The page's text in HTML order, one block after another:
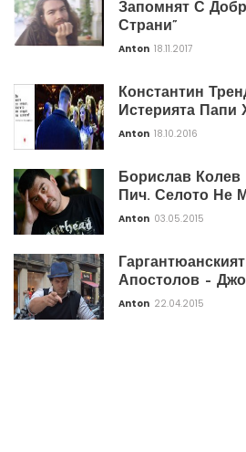
Запомнят С
Страни”
Anton 18.11.2017
Константин
Истерията
Anton 18.10.2016
Борислав
Пич. Селото Не
Anton 03.05.2015
Апостолов –
Anton 22.04.2015